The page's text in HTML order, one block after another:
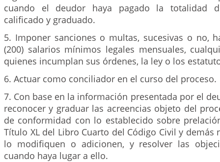
cuando el deudor haya pagado la totalidad
calificado y graduado.
5. Imponer sanciones o multas, sucesivas o no,
(200) salarios mínimos legales mensuales,
quienes incumplan sus órdenes, la ley o los
6. Actuar como conciliador en el curso del proceso.
7. Con base en la información presentada por el
reconocer y graduar las acreencias objeto del
de conformidad con lo establecido sobre
Título XL del Libro Cuarto del Código Civil y demás
lo modifiquen o adicionen, y resolver las
cuando haya lugar a ello.